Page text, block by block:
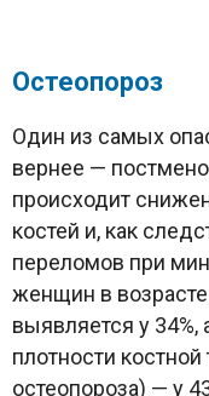
Остеопороз
Один из самых
вернее —
происходит
костей и, как
переломов при
женщин в
выявляется у
плотности
остеопороза) — у